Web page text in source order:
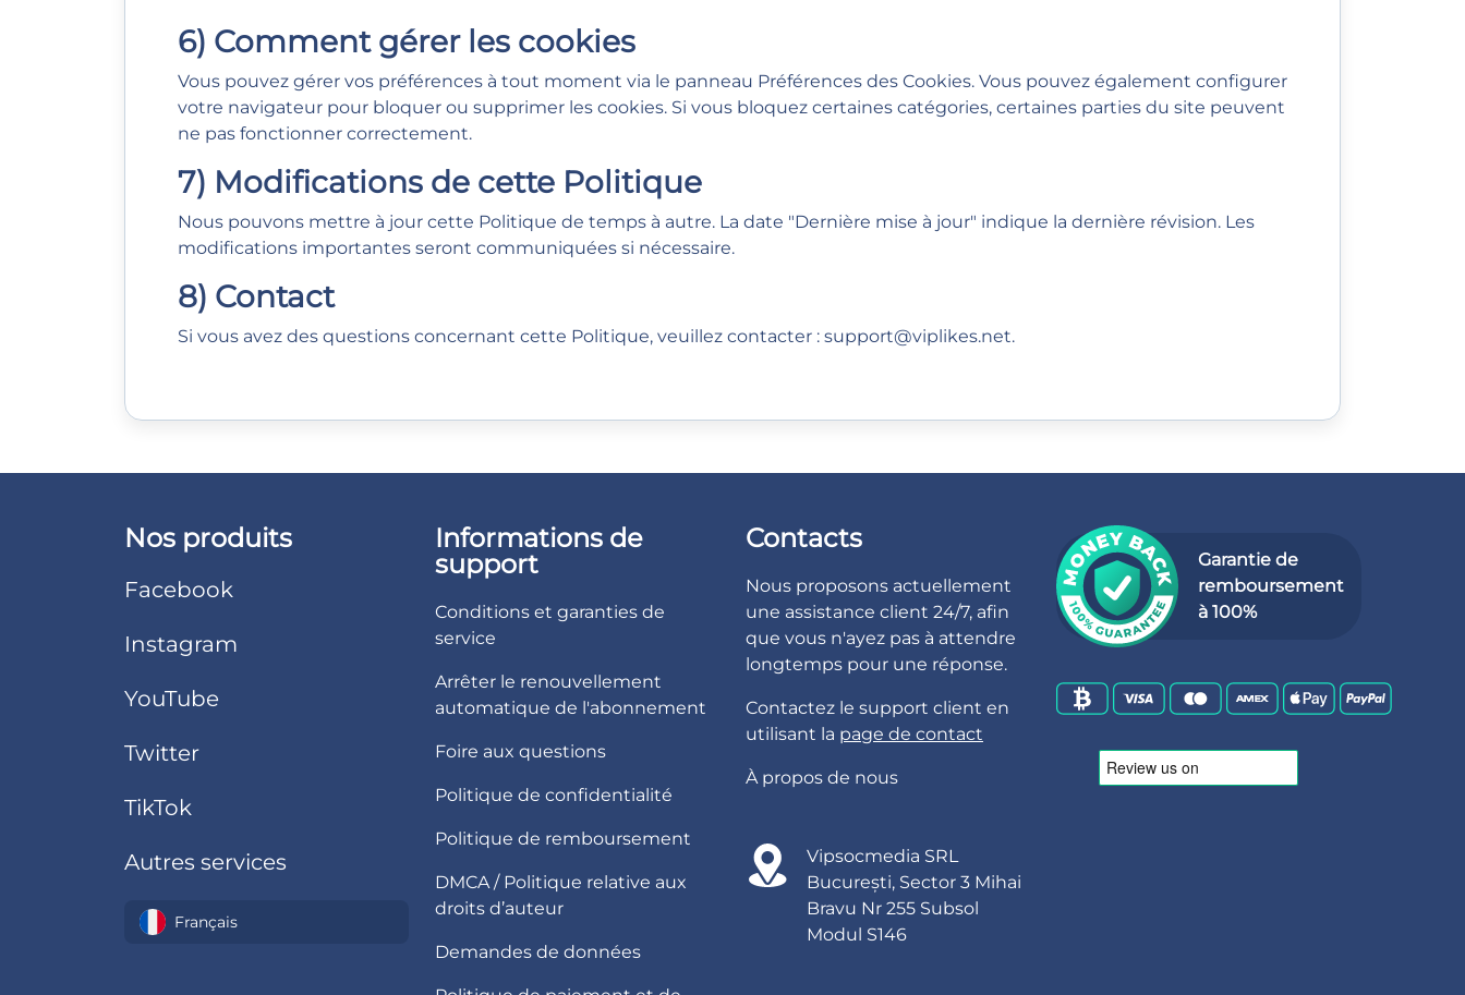
6) Comment gérer les cookies
Vous pouvez gérer vos préférences à tout moment via le panneau Préférences des Cookies. Vous pouvez également configurer
votre navigateur pour bloquer ou supprimer les cookies. Si vous bloquez certaines catégories, certaines parties du site peuvent
ne pas fonctionner correctement.
7) Modifications de cette Politique
Nous pouvons mettre à jour cette Politique de temps à autre. La date "Dernière mise à jour" indique la dernière révision. Les
modifications importantes seront communiquées si nécessaire.
8) Contact
Si vous avez des questions concernant cette Politique, veuillez contacter : support@viplikes.net.
Nos produits
Facebook
Instagram
YouTube
Twitter
TikTok
Autres services
Français
Informations de
support
Conditions et garanties de
service
Arrêter le renouvellement
automatique de l'abonnement
Foire aux questions
Politique de confidentialité
Politique de remboursement
DMCA / Politique relative aux
droits d’auteur
Demandes de données
Contacts
Nous proposons actuellement
une assistance client 24/7, afin
que vous n'ayez pas à attendre
longtemps pour une réponse.
Contactez le support client en
utilisant la page de contact
À propos de nous
Vipsocmedia SRL
București, Sector 3 Mihai
Bravu Nr 255 Subsol
Modul S146
Garantie de
remboursement
à 100%